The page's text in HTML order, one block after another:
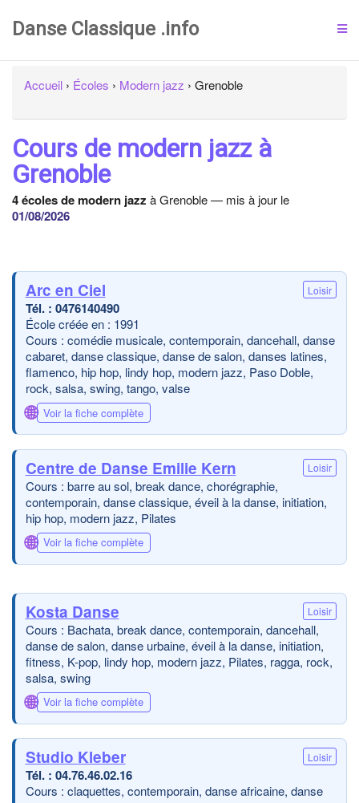
Danse Classique .info
Accueil › Écoles › Modern jazz › Grenoble
Cours de modern jazz à
Grenoble
4 écoles de modern jazz à Grenoble — mis à jour le
01/08/2026
Arc en Ciel Loisir
0476140490
École créée en : 1991
Cours : comédie musicale, contemporain, dancehall, danse
cabaret, danse classique, danse de salon, danses latines,
flamenco, hip hop, lindy hop, modern jazz, Paso Doble,
rock, salsa, swing, tango, valse
🌐 Voir la fiche complète
Centre de Danse Emilie Kern Loisir
Cours : barre au sol, break dance, chorégraphie,
contemporain, danse classique, éveil à la danse, initiation,
hip hop, modern jazz, Pilates
🌐 Voir la fiche complète
Kosta Danse Loisir
Cours : Bachata, break dance, contemporain, dancehall,
danse de salon, danse urbaine, éveil à la danse, initiation,
fitness, K-pop, lindy hop, modern jazz, Pilates, ragga, rock,
salsa, swing
🌐 Voir la fiche complète
Studio Kleber Loisir
04.76.46.02.16
Cours : claquettes, contemporain, danse africaine, danse